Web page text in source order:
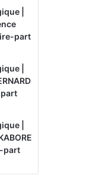
|
part
|
part
|
part